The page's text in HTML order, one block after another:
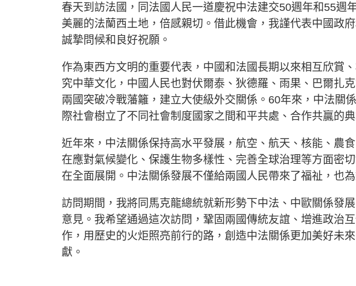
春天到訪法國，同法國人民一道慶祝中法建交50週年和55週
美麗的法蘭西土地，倍感親切。借此機會，我謹代表中國政
誠摯問候和良好祝願。
作為東西方文明的重要代表，中國和法國長期以來相互欣賞
究中華文化，中國人民也對伏爾泰、狄德羅、雨果、巴爾扎
兩國突破冷戰藩籬，建立大使級外交關係。60年來，中法關
際社會樹立了不同社會制度國家之間和平共處、合作共贏的典
近年來，中法關係保持高水平發展，航空、航天、核能、農
在應對氣候變化、保護生物多樣性、完善全球治理等方面密
在全面展開。中法關係發展不僅給兩國人民帶來了福祉，也
訪問期間，我將同馬克龍總統就新形勢下中法、中歐關係發
意見。我希望通過這次訪問，鞏固兩國傳統友誼、增進政治
作，用歷史的火炬照亮前行的路，創造中法關係更加美好未
獻。